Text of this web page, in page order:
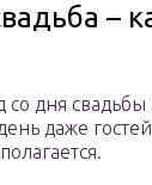
–
со дня
даже